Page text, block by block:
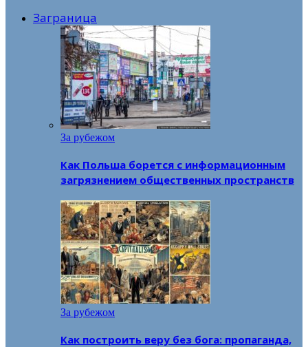
Заграница
За рубежом
Как Польша борется с информационным
загрязнением общественных пространств
За рубежом
Как построить веру без бога: пропаганда,